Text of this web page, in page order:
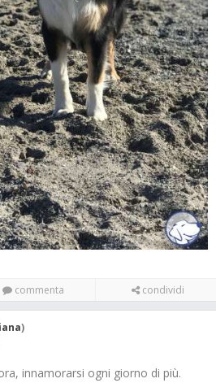
commenta condividi
)
innamorarsi ogni giorno di più.